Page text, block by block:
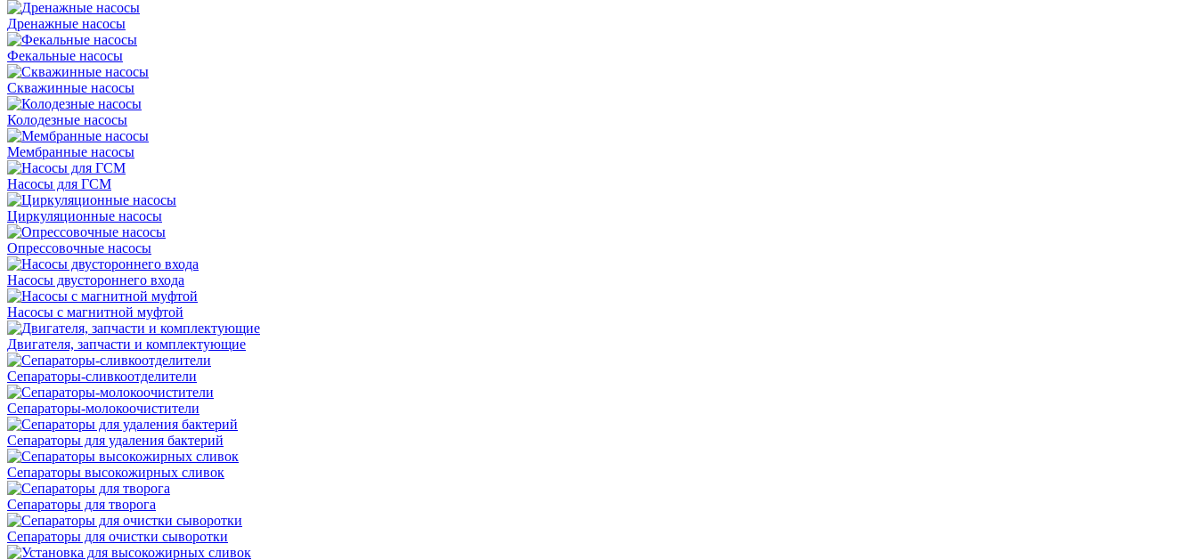
Дренажные насосы
Фекальные насосы
Скважинные насосы
Колодезные насосы
Мембранные насосы
Насосы для ГСМ
Циркуляционные насосы
Опрессовочные насосы
Насосы двустороннего входа
Насосы с магнитной муфтой
Двигателя, запчасти и комплектующие
Сепараторы-сливкоотделители
Сепараторы-молокоочистители
Сепараторы для удаления бактерий
Сепараторы высокожирных сливок
Сепараторы для творога
Сепараторы для очистки сыворотки